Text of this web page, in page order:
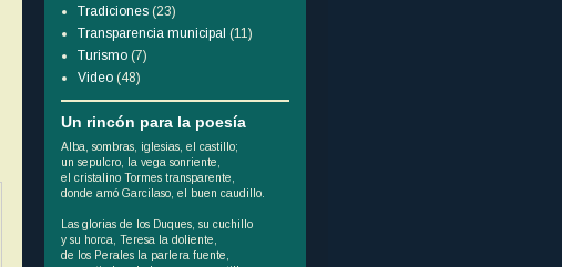
Tradiciones (23)
Transparencia municipal (11)
Turismo (7)
Video (48)
Un rincón para la poesía
Alba, sombras, iglesias, el castillo;
un sepulcro, la vega sonriente,
el cristalino Tormes transparente,
donde amó Garcilaso, el buen caudillo.
Las glorias de los Duques, su cuchillo
y su horca, Teresa la doliente,
de los Perales la parlera fuente,